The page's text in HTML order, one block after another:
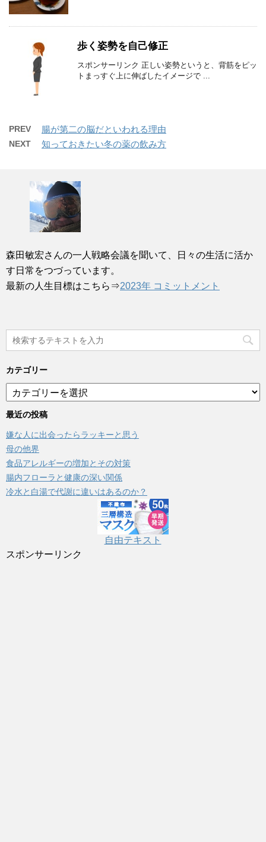
歩く姿勢を自己修正
スポンサーリンク 正しい姿勢というと、背筋をピッ
トまっすぐ上に伸ばしたイメージで ...
PREV 腸が第二の脳だといわれる理由
NEXT 知っておきたい冬の薬の飲み方
森田敏宏さんの一人戦略会議を聞いて、日々の生活に活か
す日常をつづっています。
最新の人生目標はこちら⇒2023年 コミットメント
カテゴリー
テ
ゴ
ー
最近の投稿
嫌な人に出会ったらラッキーと思う
母の他界
食品アレルギーの増加とその対策
腸内フローラと健康の深い関係
冷水と白湯で代謝に違いはあるのか？
自由テキスト
スポンサーリンク